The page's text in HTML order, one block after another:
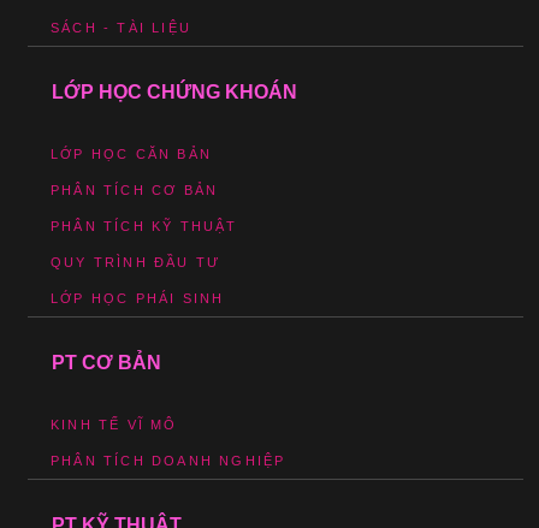
SÁCH - TÀI LIỆU
LỚP HỌC CHỨNG KHOÁN
LỚP HỌC CĂN BẢN
PHÂN TÍCH CƠ BẢN
PHÂN TÍCH KỸ THUẬT
QUY TRÌNH ĐẦU TƯ
LỚP HỌC PHÁI SINH
PT CƠ BẢN
KINH TẾ VĨ MÔ
PHÂN TÍCH DOANH NGHIỆP